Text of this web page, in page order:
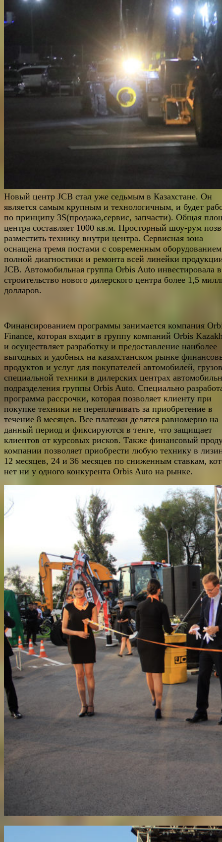
Новый центр JCB стал уже седьмым в Казахстане. Он
является самым крупным и технологичным, и будет
по принципу 3S(продажа,сервис, запчасти). Общая
центра составляет 1000 кв.м. Просторный шоу-рум
разместить технику внутри центра. Сервисная зона
оснащена тремя постами с современным
полной диагностики и ремонта всей линейки
JCB. Автомобильная группа Orbis Auto инвестировала в
строительство нового дилерского центра более 1,5
долларов.
Финансированием программы занимается компания
Finance, которая входит в группу компаний Orbis
и осуществляет разработку и предоставление наиболее
выгодных и удобных на казахстанском рынке
продуктов и услуг для покупателей автомобилей,
специальной техники в дилерских центрах
подразделения группы Orbis Auto. Специально
программа рассрочки, которая позволяет клиенту при
покупке техники не переплачивать за приобретение в
течение 8 месяцев. Все платежи делятся равномерно на
данный период и фиксируются в тенге, что защищает
клиентов от курсовых рисков. Также финансовый
компании позволяет приобрести любую технику в
12 месяцев, 24 и 36 месяцев по сниженным ставкам,
нет ни у одного конкурента Orbis Auto на рынке.